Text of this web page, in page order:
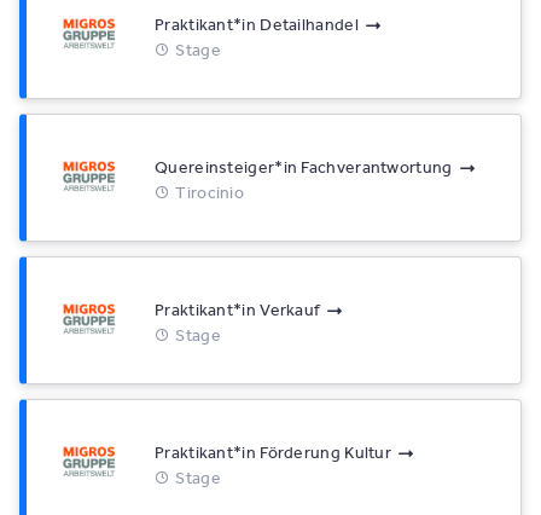
Praktikant*​in Detailhandel
Stage
Quereinsteiger*​in Fachverantwortung
Tirocinio
Praktikant*​in Verkauf
Stage
Praktikant*​in Förderung Kultur
Stage